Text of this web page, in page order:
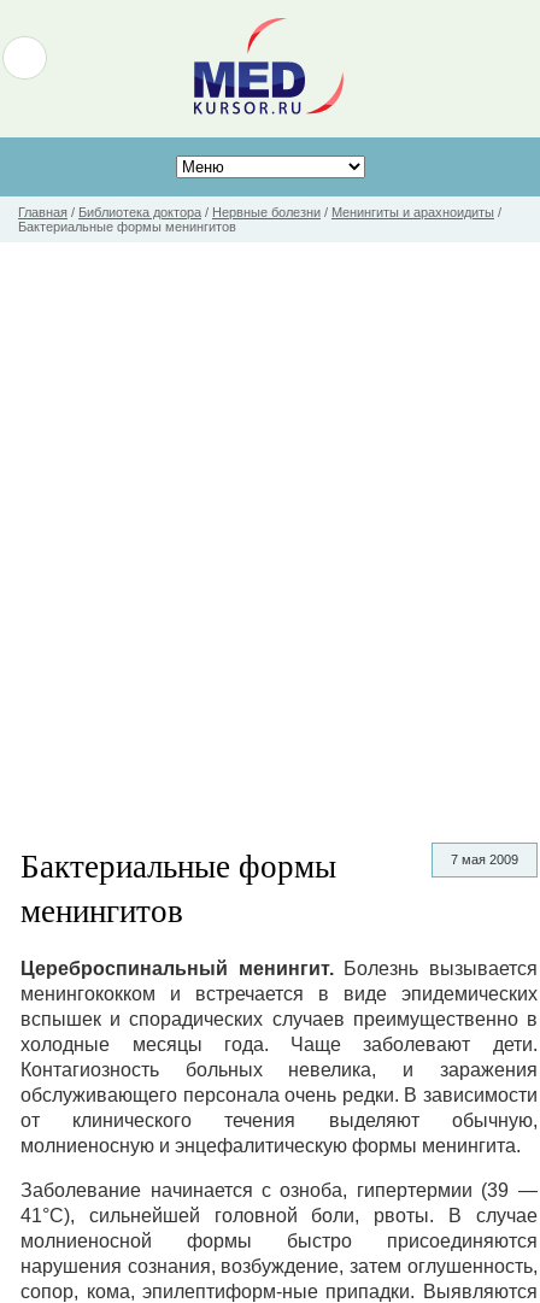
Главная / Библиотека доктора / Нервные болезни / Менингиты и арахноидиты /
Бактериальные формы менингитов
7 мая 2009
Бактериальные формы
менингитов
Цереброспинальный менингит.Болезнь вызывается
менингококком и встречается в виде эпидемических
вспышек и спорадических случаев преимущественно в
холодные месяцы года. Чаще заболевают дети.
Контагиозность больных невелика, и заражения
обслуживающего персонала очень редки. В зависимости
от клинического течения выделяют обычную,
молниеносную и энцефалитическую формы менингита.
Заболевание начинается с озноба, гипертермии (39 —
41°С), сильнейшей головной боли, рвоты. В случае
молниеносной формы быстро присоединяются
нарушения сознания, возбуждение, затем оглушенность,
сопор, кома, эпилептиформ-ные припадки. Выявляются